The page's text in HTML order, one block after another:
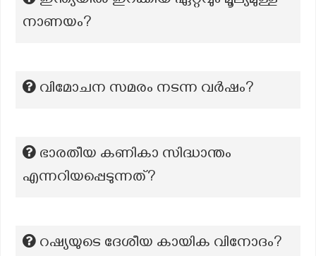
നാണയം?
വിമോചന സമരം നടന്ന വര്‍ഷം?
ഭാരതീയ കണികാ സിദ്ധാന്തം
എന്നറിയപ്പെടുന്നത്?
റഷ്യയുടെ ദേശീയ കായിക വിനോദം?